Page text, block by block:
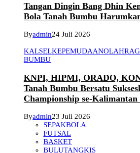
Tangan Dingin Bang Dhin
Bola Tanah Bumbu
Byadmin24 Juli 2026
KALSELKEPEMUDAAN
BUMBU
KNPI, HIPMI, ORADO,
Tanah Bumbu Bersatu
Championship se-Kalimantan
Byadmin23 Juli 2026
SEPAKBOLA
FUTSAL
BASKET
BULUTANGKIS